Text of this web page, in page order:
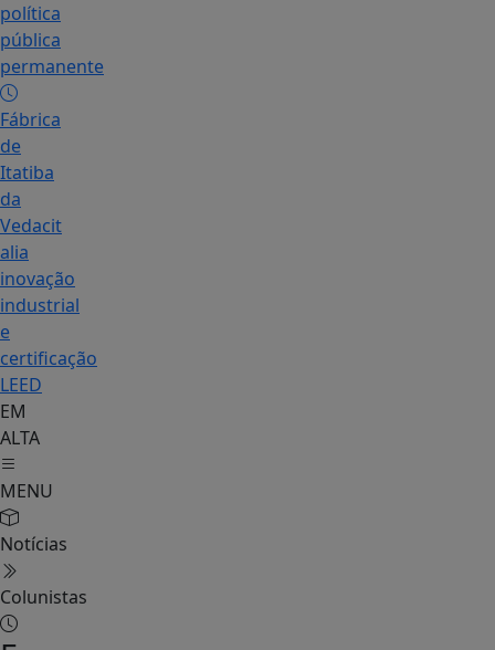
política
pública
permanente
Fábrica
de
Itatiba
da
Vedacit
alia
inovação
industrial
e
certificação
LEED
EM
ALTA
MENU
Notícias
Colunistas